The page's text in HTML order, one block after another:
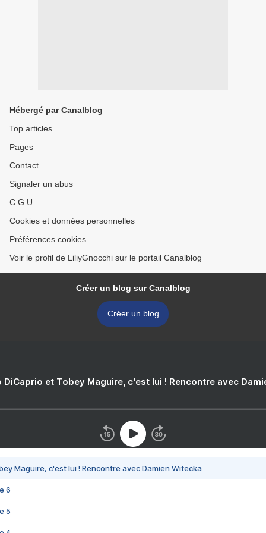
Hébergé par Canalblog
Top articles
Pages
Contact
Signaler un abus
C.G.U.
Cookies et données personnelles
Préférences cookies
Voir le profil de LiliyGnocchi sur le portail Canalblog
Créer un blog sur Canalblog
Créer un blog
DiCaprio et Tobey Maguire, c'est lui ! Rencontre avec
Maguire, c'est lui ! Rencontre avec Damien Witecka
6
5